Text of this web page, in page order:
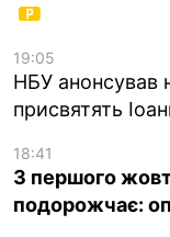
19:05
НБУ анонсував
присвятять
18:41
З першого
подорожчає: